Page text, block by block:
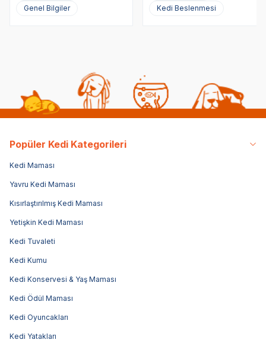
Kaçması
Genel Bilgiler
Kedi Beslenmesi
Popüler Kedi Kategorileri
Kedi Maması
Yavru Kedi Maması
Kısırlaştırılmış Kedi Maması
Yetişkin Kedi Maması
Kedi Tuvaleti
Kedi Kumu
Kedi Konservesi & Yaş Maması
Kedi Ödül Maması
Kedi Oyuncakları
Kedi Yatakları